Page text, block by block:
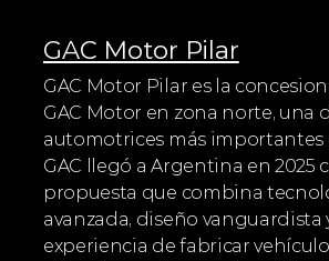
GAC Motor Pilar
GAC Motor Pilar es la
GAC Motor en zona norte, una
automotrices más importantes
GAC llegó a Argentina en 2025
propuesta que combina
avanzada, diseño vanguardista
experiencia de fabricar